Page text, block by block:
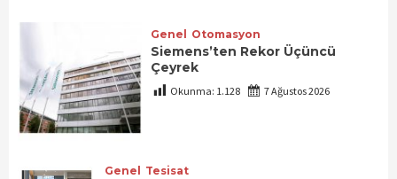
Genel Otomasyon
Siemens’ten Rekor Üçüncü
Çeyrek
Okunma: 1.128 7 Ağustos 2026
Genel Tesisat